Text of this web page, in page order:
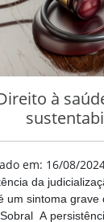
à
em: 16/08/
da
um sintoma grave
A